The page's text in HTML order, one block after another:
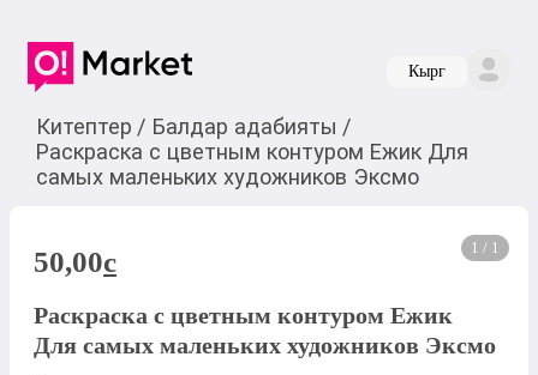
Кырг
Китептер / Балдар адабияты /
Раскраска с цветным контуром Ежик Для
самых маленьких художников Эксмо
1 / 1
50,00c
Раскраска с цветным контуром Ежик
Для самых маленьких художников Эксмо